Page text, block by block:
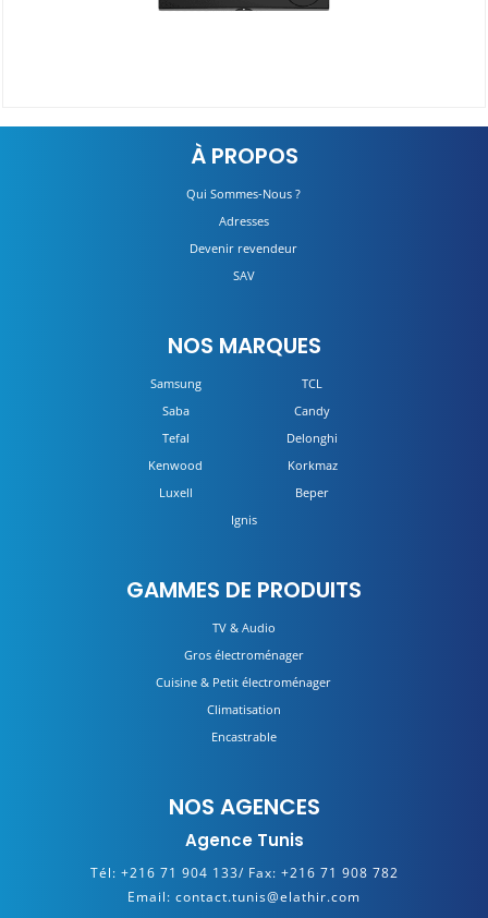
DÉTAILS
À PROPOS
Qui Sommes-Nous ?
Adresses
Devenir revendeur
SAV
NOS MARQUES
Samsung
TCL
Saba
Candy
Tefal
Delonghi
Kenwood
Korkmaz
Luxell
Beper
Ignis
GAMMES DE PRODUITS
TV & Audio
Gros électroménager
Cuisine & Petit électroménager
Climatisation
Encastrable
NOS AGENCES
Agence Tunis
Tél: +216 71 904 133/ Fax: +216 71 908 782
Email: contact.tunis@elathir.com